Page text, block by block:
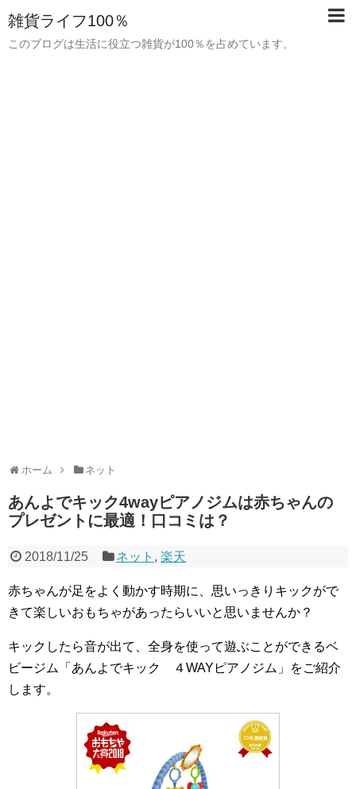
雑貨ライフ100％
このブログは生活に役立つ雑貨が100％を占めています。
ホーム ネット
あんよでキック4wayピアノジムは赤ちゃんの
プレゼントに最適！口コミは？
2018/11/25 ネット ,楽天
赤ちゃんが足をよく動かす時期に、思いっきりキックがで
きて楽しいおもちゃがあったらいいと思いませんか？
キックしたら音が出て、全身を使って遊ぶことができるベ
ビージム「あんよでキック ４WAYピアノジム」をご紹介
します。